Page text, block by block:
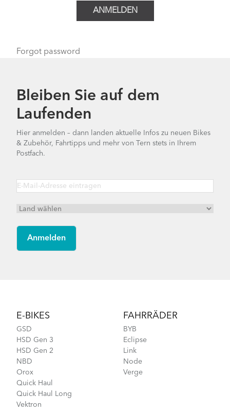
ANMELDEN
Forgot password
Bleiben Sie auf dem
Laufenden
Hier anmelden – dann landen aktuelle Infos zu neuen Bikes
& Zubehör, Fahrtipps und mehr von Tern stets in Ihrem
Postfach.
E-BIKES
GSD
HSD Gen 3
HSD Gen 2
NBD
Orox
Quick Haul
Quick Haul Long
Vektron
FAHRRÄDER
BYB
Eclipse
Link
Node
Verge